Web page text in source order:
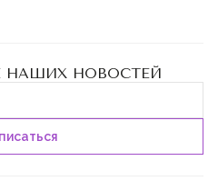
НАШИХ НОВОСТЕЙ